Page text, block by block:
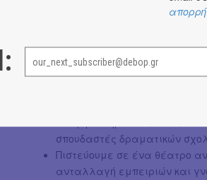
Το εργαστήριο διανύει την
Μολιέρου, Μπόρχες, Σοφοκλή,
εβδομαδιαίες. Μελετάμε όλα τα
ασκήσεις, ασκήσεις λόγου,
συλλέγουμε το υλικό που θα
Το εργαστήριο
σπουδαστές δραματικών
Πιστεύουμε σε ένα θέατρο
ανταλλαγή εμπειριών και